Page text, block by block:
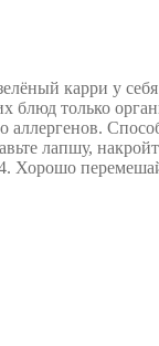
карри у
блюд только
лапшу,
Хорошо